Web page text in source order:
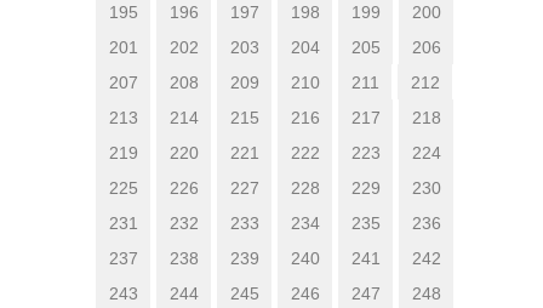
195
196 197 198 199
200
201
202 203 204 205
206
207
208 209 210 211
212
213
214 215 216 217
218
219
220 221 222 223
224
225
226 227 228 229
230
231
232 233 234 235
236
237
238 239 240 241
242
243
244 245 246 247
248